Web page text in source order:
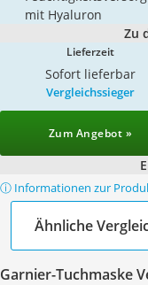
mit Hyaluron
Zu
Lieferzeit
Sofort lieferbar
Vergleichssieger
Zum Angebot »
ⓘ Informationen zur
Ähnliche
Garnier-Tuchmaske